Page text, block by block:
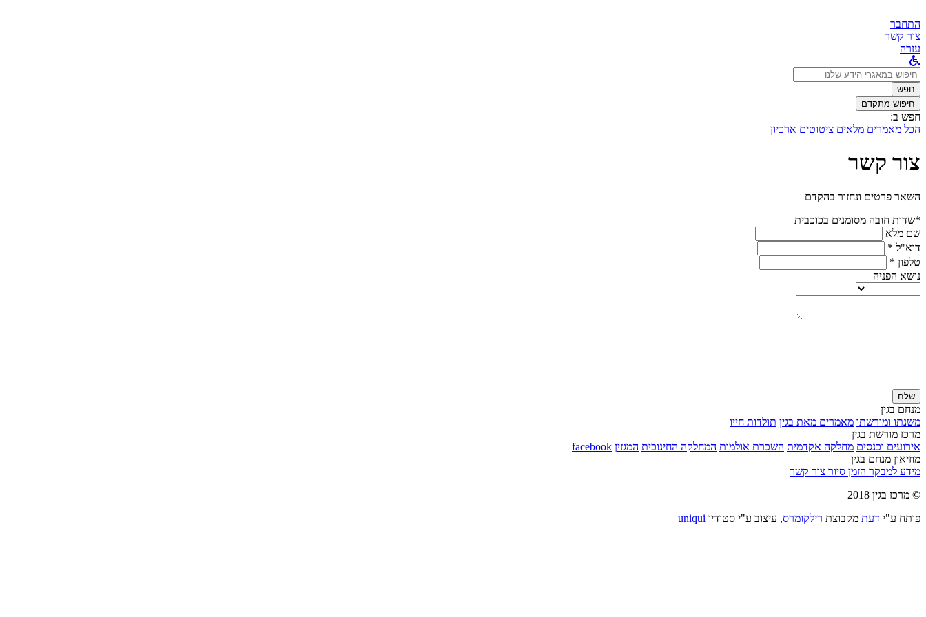
התחבר
צור קשר
עזרה
לחפש
ב:חפש
חיפוש מתקדם
חפש ב:
הכל מאמרים מלאים ציטוטים ארכיון
צור קשר
השאר פרטים ונחזור בהקדם
*שדות חובה מסומנים בכוכבית
שם מלא
דוא"ל *
טלפון *
נושא הפניה
שלח
מנחם בגין
משנתו ומורשתו מאמרים מאת בגין תולדות חייו
מרכז מורשת בגין
אירועים וכנסים מחלקה אקדמית השכרת אולמות המחלקה החינוכית המגזין facebook
מוזיאון מנחם בגין
מידע למבקר הזמן סיור צור קשר
© מרכז בגין 2018
פותח ע"י דעת מקבוצת רילקומרס, עיצוב ע"י סטודיו uniqui